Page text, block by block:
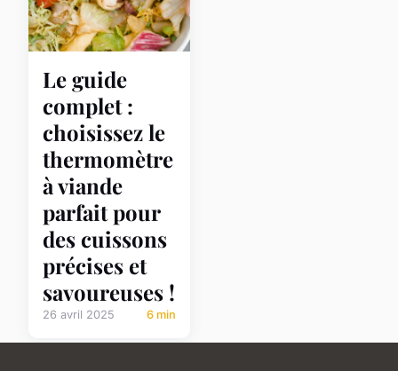
Le guide
complet :
choisissez le
thermomètre
à viande
parfait pour
des cuissons
précises et
savoureuses !
26 avril 2025 6 min